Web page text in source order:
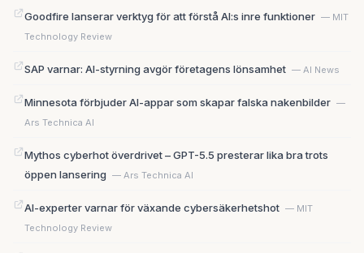
Goodfire lanserar verktyg för att förstå AI:s inre funktioner — MIT
Technology Review
SAP varnar: AI-styrning avgör företagens lönsamhet — AI News
Minnesota förbjuder AI-appar som skapar falska nakenbilder —
Ars Technica AI
Mythos cyberhot överdrivet – GPT-5.5 presterar lika bra trots
öppen lansering — Ars Technica AI
AI-experter varnar för växande cybersäkerhetshot — MIT
Technology Review